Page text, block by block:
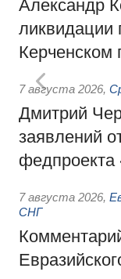
Александр
ликвидации
Керченском
7 августа 2026,
Дмитрий
заявлений
федпроекта
7 августа 2026,
СНГ